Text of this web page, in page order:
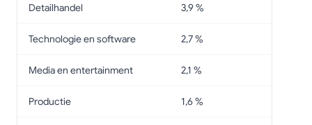
Detailhandel 3,9 %
Technologie en software 2,7 %
Media en entertainment 2,1 %
Productie 1,6 %